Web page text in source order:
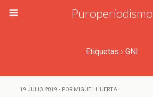
Puroperiodismo
Etiquetas › GNI
19 JULIO 2019 • POR MIGUEL HUERTA